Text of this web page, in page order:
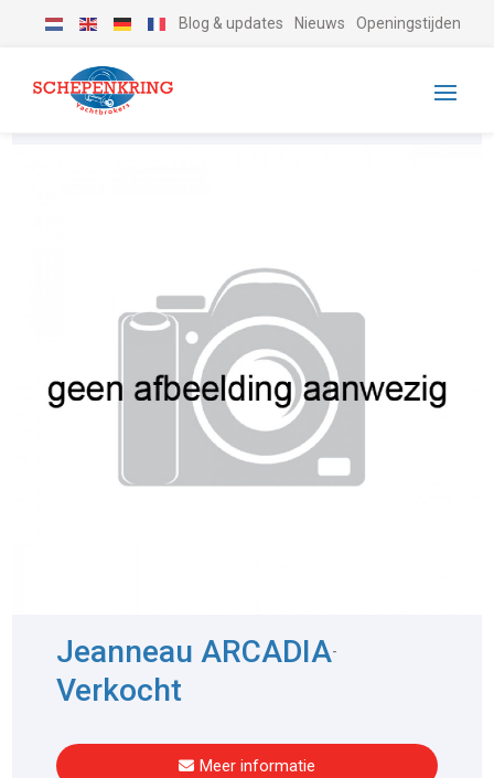
Blog & updates Nieuws Openingstijden
Jeanneau ARCADIA-
Verkocht
Meer informatie